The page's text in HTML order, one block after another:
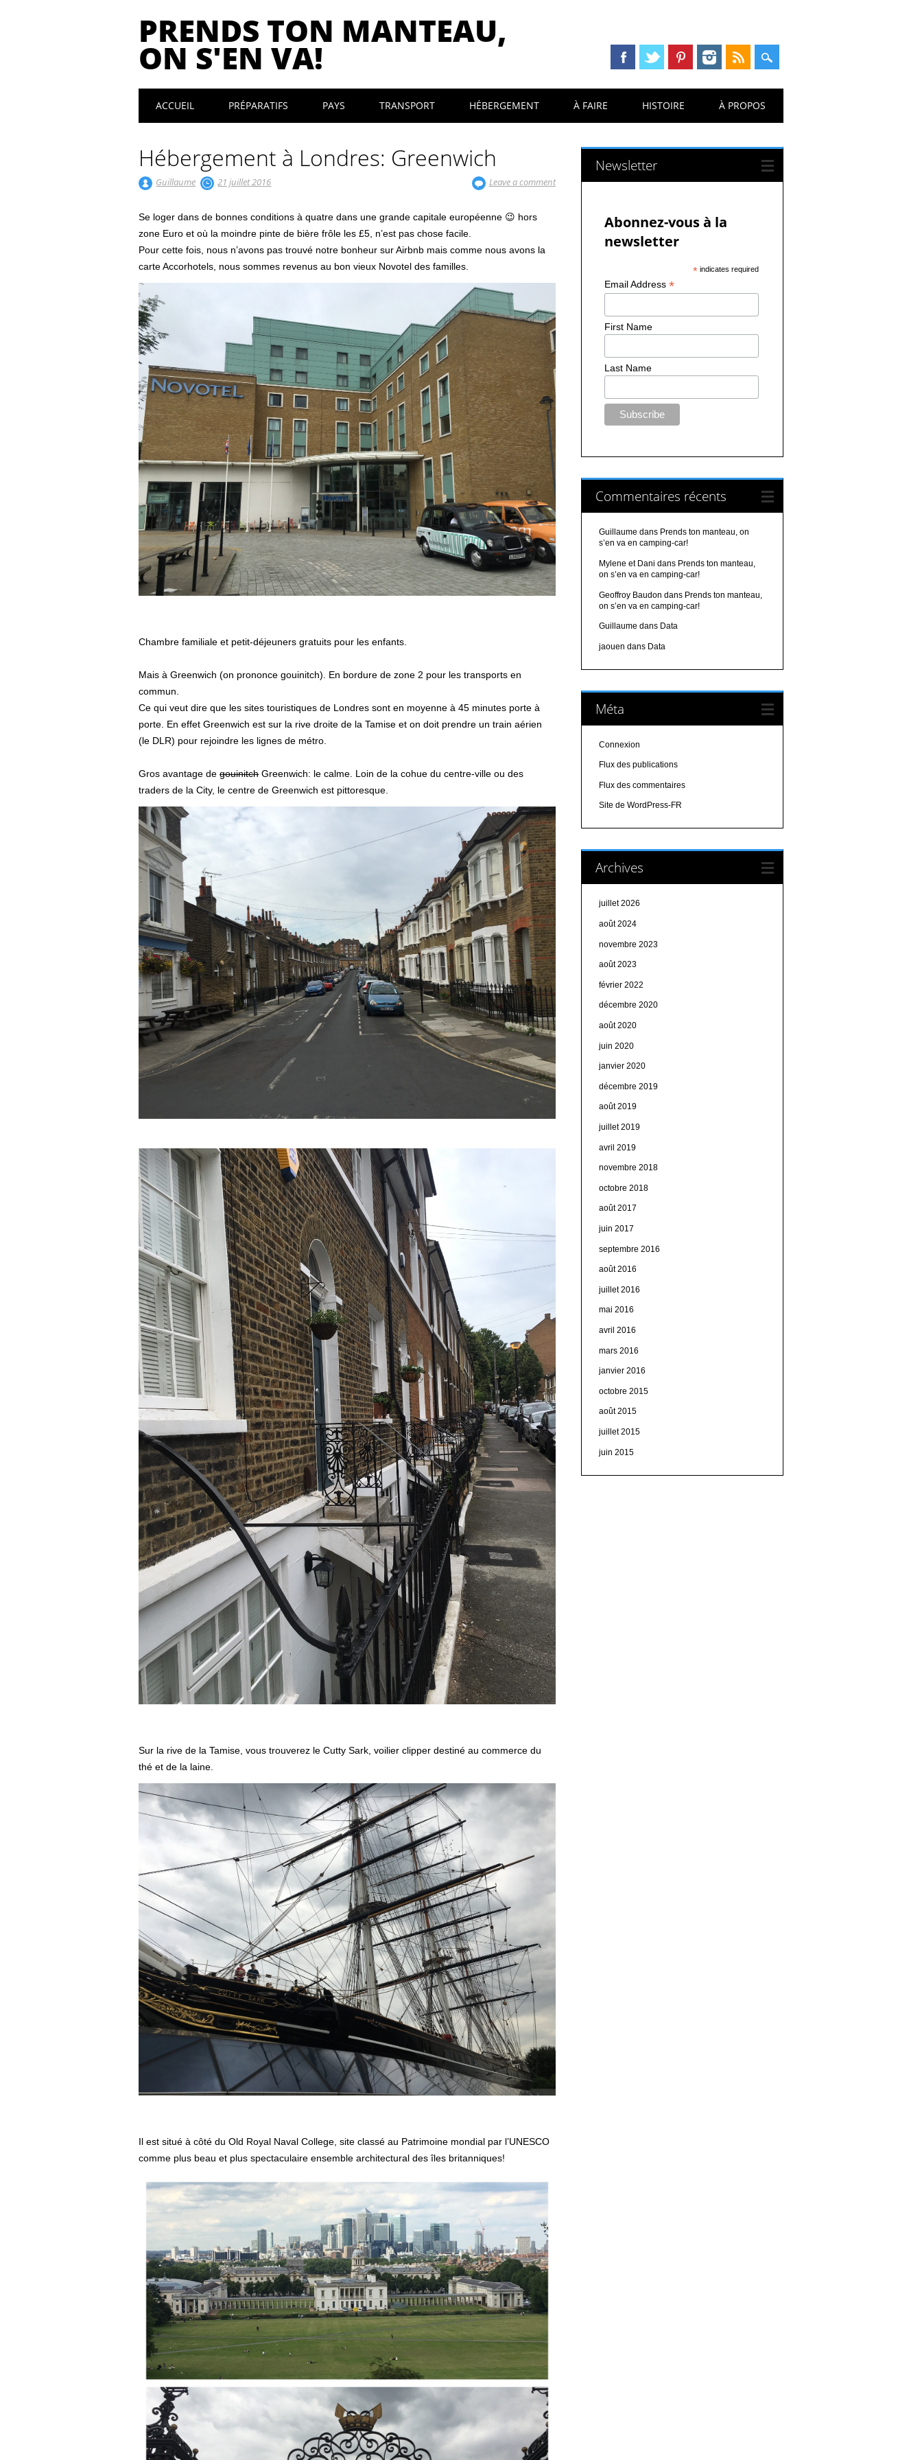
PRENDS TON MANTEAU,
ON S'EN VA!
Main menu
ACCUEIL PRÉPARATIFS PAYS TRANSPORT HÉBERGEMENT À FAIRE HISTOIRE À PROPOS
Hébergement à Londres: Greenwich
Guillaume 21 juillet 2016 Leave a comment
Se loger dans de bonnes conditions à quatre dans une grande capitale européenne 😉 hors
zone Euro et où la moindre pinte de bière frôle les £5, n’est pas chose facile.
Pour cette fois, nous n’avons pas trouvé notre bonheur sur Airbnb mais comme nous avons la
carte Accorhotels, nous sommes revenus au bon vieux Novotel des familles.
Chambre familiale et petit-déjeuners gratuits pour les enfants.
Mais à Greenwich (on prononce gouinitch). En bordure de zone 2 pour les transports en
commun.
Ce qui veut dire que les sites touristiques de Londres sont en moyenne à 45 minutes porte à
porte. En effet Greenwich est sur la rive droite de la Tamise et on doit prendre un train aérien
(le DLR) pour rejoindre les lignes de métro.
Gros avantage degouinitchGreenwich: le calme. Loin de la cohue du centre-ville ou des
traders de la City, le centre de Greenwich est pittoresque.
Sur la rive de la Tamise, vous trouverez le Cutty Sark, voilier clipper destiné au commerce du
thé et de la laine.
Il est situé à côté du Old Royal Naval College, site classé au Patrimoine mondial par l’UNESCO
comme plus beau et plus spectaculaire ensemble architectural des îles britanniques!
Newsletter
Abonnez-vous à la
newsletter
* indicates required
Email Address *
First Name
Last Name
Commentaires récents
Guillaume dans Prends ton manteau, on
s’en va en camping-car!
Mylene et Dani dans Prends ton manteau,
on s’en va en camping-car!
Geoffroy Baudon dans Prends ton manteau,
on s’en va en camping-car!
Guillaume dans Data
jaouen dans Data
Méta
Connexion
Flux des publications
Flux des commentaires
Site de WordPress-FR
Archives
juillet 2026
août 2024
novembre 2023
août 2023
février 2022
décembre 2020
août 2020
juin 2020
janvier 2020
décembre 2019
août 2019
juillet 2019
avril 2019
novembre 2018
octobre 2018
août 2017
juin 2017
septembre 2016
août 2016
juillet 2016
mai 2016
avril 2016
mars 2016
janvier 2016
octobre 2015
août 2015
juillet 2015
juin 2015